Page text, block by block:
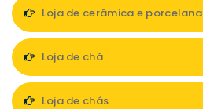
Loja de cerâmica e porcelana
Loja de chá
Loja de chás